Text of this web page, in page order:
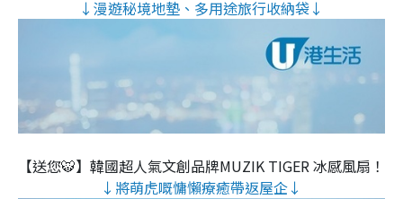
↓漫遊秘境地墊、多用途旅行收納袋↓
【送您🐯】韓國超人氣文創品牌MUZIK TIGER 冰感風扇！
↓將萌虎嘅慵懶療癒帶返屋企↓